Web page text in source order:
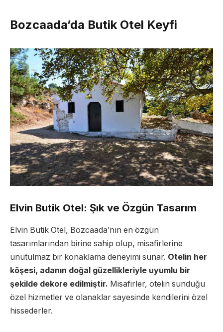
Bozcaada’da Butik Otel Keyfi
Elvin Butik Otel: Şık ve Özgün Tasarım
Elvin Butik Otel, Bozcaada’nın en özgün
tasarımlarından birine sahip olup, misafirlerine
unutulmaz bir konaklama deneyimi sunar. Otelin her
köşesi, adanın doğal güzellikleriyle uyumlu bir
şekilde dekore edilmiştir. Misafirler, otelin sunduğu
özel hizmetler ve olanaklar sayesinde kendilerini özel
hissederler.